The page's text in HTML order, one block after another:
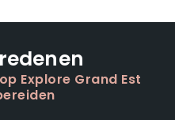
Explore Grand Est